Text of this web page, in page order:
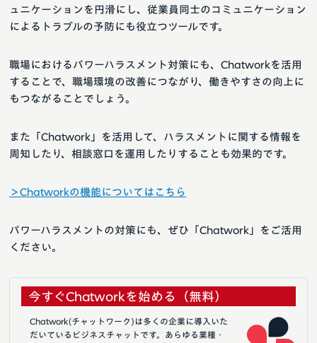
ュニケーションを円滑にし、従業員同士のコミュニケーション
によるトラブルの予防にも役立つツールです。
職場におけるパワーハラスメント対策にも、Chatworkを活用
することで、職場環境の改善につながり、働きやすさの向上に
もつながることでしょう。
また「Chatwork」を活用して、ハラスメントに関する情報を
周知したり、相談窓口を運用したりすることも効果的です。
＞Chatworkの機能についてはこちら
パワーハラスメントの対策にも、ぜひ「Chatwork」をご活用
ください。
今すぐChatworkを始める（無料）
Chatwork(チャットワーク)は多くの企業に導入いた
だいているビジネスチャットです。あらゆる業種・